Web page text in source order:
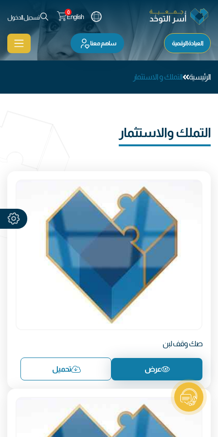
English
0
تسجيل الدخول
العيادة الرقمية ساهم معنا
الرئيسية التملك و الاستثمار
التملك والاستثمار
صك وقف لبن
عرض تحميل